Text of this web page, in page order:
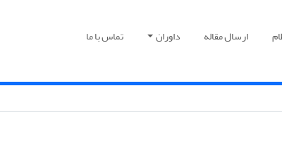
ارسال مقاله داوران تماس با ما